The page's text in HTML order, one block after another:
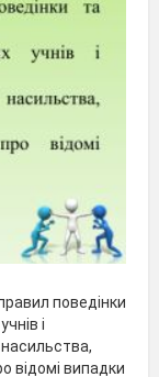
поведінки
і
насильства,
відомі випадки